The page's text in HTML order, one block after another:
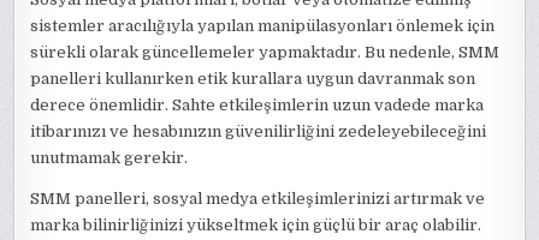
sistemler aracılığıyla yapılan manipülasyonları önlemek için
sürekli olarak güncellemeler yapmaktadır. Bu nedenle, SMM
panelleri kullanırken etik kurallara uygun davranmak son
derece önemlidir. Sahte etkileşimlerin uzun vadede marka
itibarınızı ve hesabınızın güvenilirliğini zedeleyebileceğini
unutmamak gerekir.
SMM panelleri, sosyal medya etkileşimlerinizi artırmak ve
marka bilinirliğinizi yükseltmek için güçlü bir araç olabilir.